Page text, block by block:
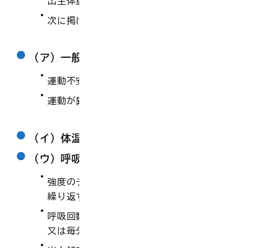
次に掲げるいずれかの症状を示す
（ア）一般状態
運動不安、けいれんがある
運動が異常に少ない
（イ）体温が摂氏34度以下
（ウ）呼吸器、循環器系
強度のチアノーゼが持続する、チアノーゼ発作を
繰り返す
呼吸回数が毎分50を超えて増加の傾向にあるか、
又は毎分30以下